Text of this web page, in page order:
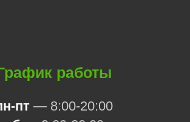
работы
пт — 8:00-20:00